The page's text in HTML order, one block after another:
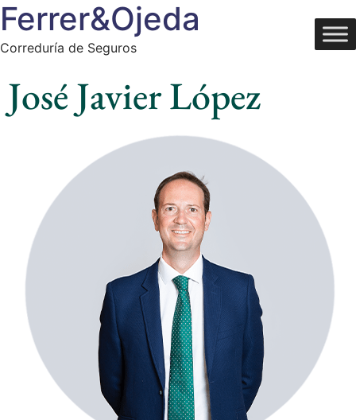
Ferrer&Ojeda
Correduría de Seguros
José Javier López